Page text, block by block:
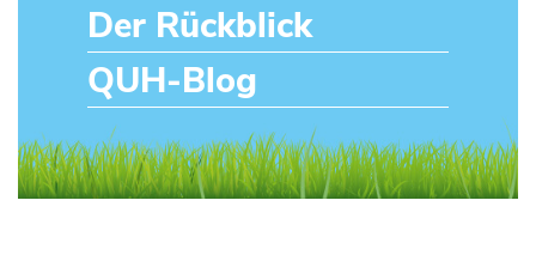
Der Rückblick
QUH-Blog